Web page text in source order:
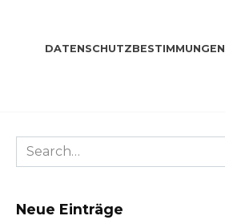
DATENSCHUTZBESTIMMUNGEN
Search
for:
Neue Einträge